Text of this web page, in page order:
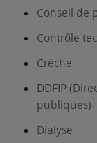
Conseil de
Contrôle
Crèche
DDFIP
publiques)
Dialyse